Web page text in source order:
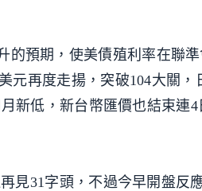
的預期，使美債殖利率在聯
元再度走揚，突破104大關，
新低，新台幣匯價也結束連4
見31字頭，不過今早開盤反